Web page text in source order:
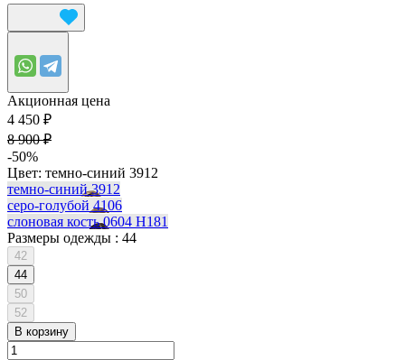
Акционная цена
4 450 ₽
8 900 ₽
-50%
Цвет: темно-синий 3912
темно-синий 3912
серо-голубой 4106
слоновая кость 0604 Н181
Размеры одежды : 44
42
44
50
52
В корзину